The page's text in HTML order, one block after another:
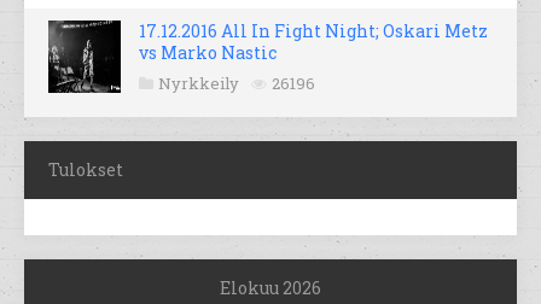
17.12.2016 All In Fight Night; Oskari Metz
vs Marko Nastic
Nyrkkeily 26196
Tulokset
Elokuu 2026